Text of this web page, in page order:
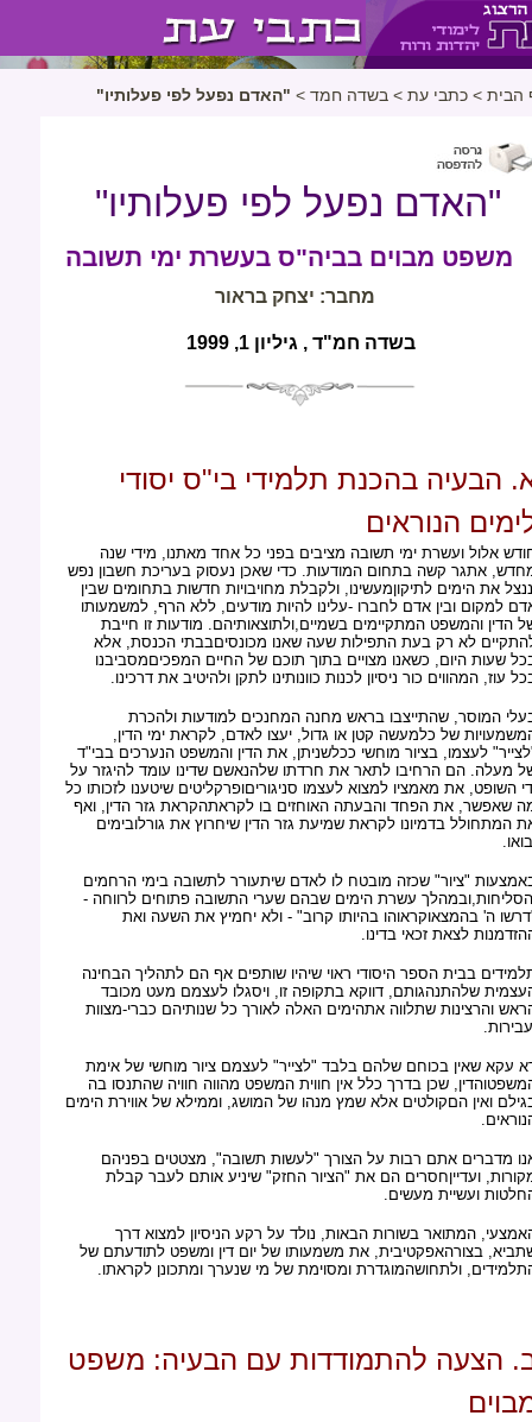
הבית > כתבי עת > בשדה חמד > "האדם נפעל לפי פעלותיו"
"האדם נפעל לפי פעלותיו"
משפט מבוים בביה"ס בעשרת ימי תשובה
מחבר: יצחק בראור
בשדה חמ"ד , גיליון 1, 1999
הבעיה בהכנת תלמידי בי"ס יסודי
הנוראים
אלול ועשרת ימי תשובה מציבים בפני כל אחד מאתנו, מידי שנה
אתגר קשה בתחום המודעות. כדי שאכן נעסוק בעריכת חשבון נפש
את הימים לתיקוןמעשינו, ולקבלת מחויבויות חדשות בתחומים שבין
למקום ובין אדם לחברו -עלינו להיות מודעים, ללא הרף, למשמעותו
הדין והמשפט המתקיימים בשמיים,ולתוצאותיהם. מודעות זו חייבת
לא רק בעת התפילות שעה שאנו מכונסיםבבתי הכנסת, אלא
שעות היום, כשאנו מצויים בתוך תוכם של החיים המפכיםמסביבנו
עוז, המהווים כור ניסיון לכנות כוונותינו לתקן ולהיטיב את דרכינו.
המוסר, שהתייצבו בראש מחנה המחנכים למודעות ולהכרת
של כלמעשה קטן או גדול, יעצו לאדם, לקראת ימי הדין,
לעצמו, בציור מוחשי ככלשניתן, את הדין והמשפט הנערכים בבי"ד
מעלה. הם הרחיבו לתאר את חרדתו שלהנאשם שדינו עומד להיגזר על
השופט, את מאמציו למצוא לעצמו סניגוריםופרקליטים שיטענו לזכותו כל
שאפשר, את הפחד והבעתה האוחזים בו לקראתהקראת גזר הדין, ואף
המתחולל בדמיונו לקראת שמיעת גזר הדין שיחרוץ את גורלובימים
"ציור" שכזה מובטח לו לאדם שיתעורר לתשובה בימי הרחמים
עשרת הימים שבהם שערי התשובה פתוחים לרווחה -
ה' בהמצאוקראוהו בהיותו קרוב" - ולא יחמיץ את השעה ואת
לצאת זכאי בדינו.
בבית הספר היסודי ראוי שיהיו שותפים אף הם לתהליך הבחינה
שלהתנהגותם, דווקא בתקופה זו, ויסגלו לעצמם מעט מכובד
והרצינות שתלווה אתהימים האלה לאורך כל שנותיהם כברי-מצוות
עקא שאין בכוחם שלהם בלבד "לצייר" לעצמם ציור מוחשי של אימת
שכן בדרך כלל אין חווית המשפט מהווה חוויה שהתנסו בה
ואין הםקולטים אלא שמץ מנהו של המושג, וממילא של אווירת הימים
מדברים אתם רבות על הצורך "לעשות תשובה", מצטטים בפניהם
ועדייןחסרים הם את "הציור החזק" שיניע אותם לעבר קבלת
ועשיית מעשים.
המתואר בשורות הבאות, נולד על רקע הניסיון למצוא דרך
בצורהאפקטיבית, את משמעותו של יום דין ומשפט לתודעתם של
ולתחושהמוגדרת ומסוימת של מי שנערך ומתכונן לקראתו.
הצעה להתמודדות עם הבעיה: משפט